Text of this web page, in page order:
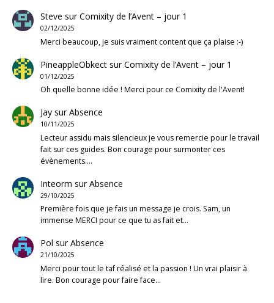
Steve surComixity de l’Avent – jour 1
02/12/2025
Merci beaucoup, je suis vraiment content que ça plaise :-)
PineappleObkectsurComixity de l’Avent – jour 1
01/12/2025
Oh quelle bonne idée ! Merci pour ce Comixity de l'Avent!
JaysurAbsence
10/11/2025
Lecteur assidu mais silencieux je vous remercie pour le travail
fait sur ces guides. Bon courage pour surmonter ces
évènements.…
Inteorm surAbsence
29/10/2025
Première fois que je fais un message je crois. Sam, un
immense MERCI pour ce que tu as fait et…
Pol surAbsence
21/10/2025
Merci pour tout le taf réalisé et la passion ! Un vrai plaisir à
lire. Bon courage pour faire face…